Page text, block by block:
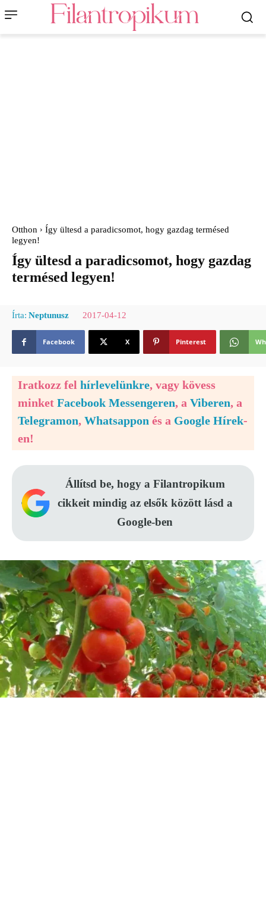
Otthon
Így ültesd a paradicsomot, hogy gazdag termésed
legyen!
Így ültesd a paradicsomot, hogy gazdag
termésed legyen!
Írta: Neptunusz 2017-04-12
Facebook X Pinterest
Iratkozz fel hírlevelünkre, vagy kövess
minket Facebook Messengeren, a Viberen, a
Telegramon, Whatsappon és a Google Hírek-
en!
Állítsd be, hogy a Filantropikum
cikkeit mindig az elsők között lásd a
Google-ben